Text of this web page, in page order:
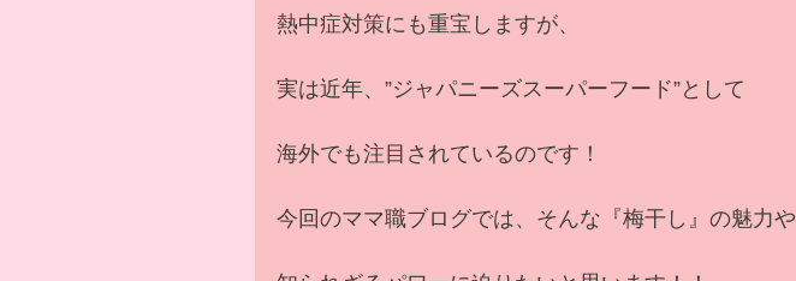
熱中症対策にも重宝しますが、
実は近年、”ジャパニーズスーパーフード”として
海外でも注目されているのです！
今回のママ職ブログでは、そんな『梅干し』の魅力や